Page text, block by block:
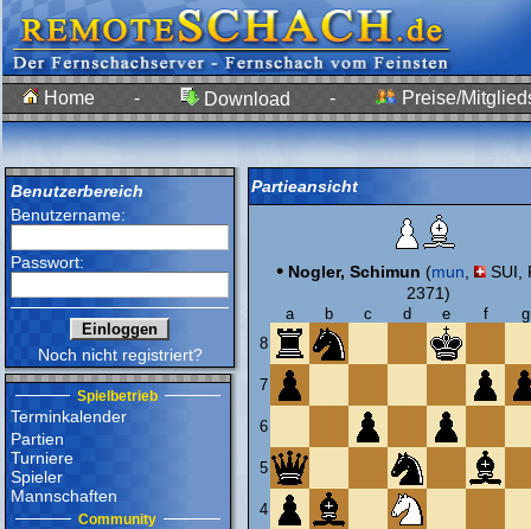
Home - Download - Preise/
Benutzerbereich
Benutzername:
Passwort:
Noch nicht registriert?
Spielbetrieb
Terminkalender
Partien
Turniere
Spieler
Mannschaften
Community
Partieansicht
• Nogler, Schimun (mun
SUI,
2371)
a b c d e f
g
8
7
6
5
4